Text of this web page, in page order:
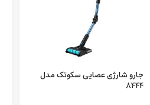
جارو شارژی عصایی سکوتک مدل
8444